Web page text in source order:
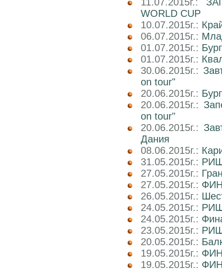
WORLD CUP
10.07.2015г.:
06.07.2015г.:
01.07.2015г.:
01.07.2015г.:
30.06.2015г.:
on tour"
20.06.2015г.:
20.06.2015г.:
on tour"
20.06.2015г.:
Дания
08.06.2015г.:
31.05.2015г.:
27.05.2015г.:
27.05.2015г.:
26.05.2015г.:
24.05.2015г.: РИШ
24.05.2015г.:
23.05.2015г.: РИШ
20.05.2015г.:
19.05.2015г.:
19.05.2015г.: